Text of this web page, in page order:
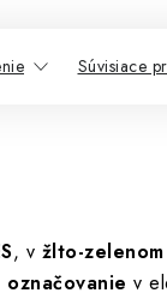
Súvisiace
, v žlto-zelenom
označovanie v